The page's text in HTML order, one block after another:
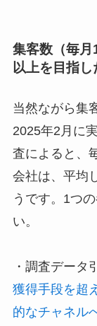
集客数（毎月
以上を目指し
当然ながら集
2025年2月に
査によると、
会社は、平均
うです。1つ
い。
・調査データ
獲得手段を超
的なチャネル